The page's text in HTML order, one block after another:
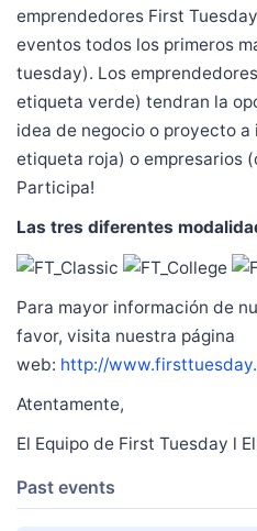
emprendedores First
eventos todos los primeros
tuesday). Los
etiqueta verde) tendran la
idea de negocio o proyecto
etiqueta roja) o empresarios
Participa!
Las tres diferentes
Para mayor información de
favor, visita nuestra página
web: http://
Atentamente,
El Equipo de First Tuesday l
Past events